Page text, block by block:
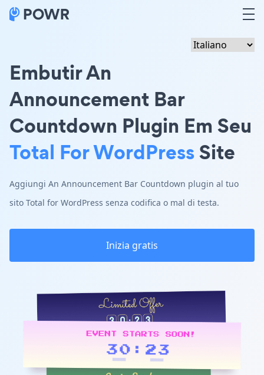
Embutir An
Announcement Bar
Countdown Plugin Em Seu
Total For WordPressSite
Aggiungi An Announcement Bar Countdown plugin al tuo
sito Total for WordPress senza codifica o mal di testa.
Inizia gratis